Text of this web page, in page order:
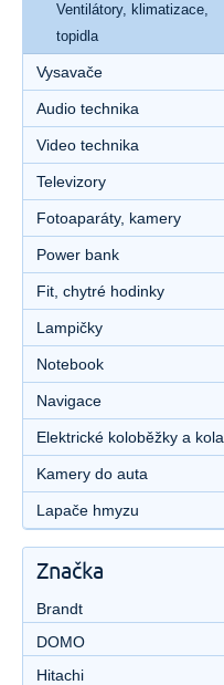
Ventilátory, klimatizace,
topidla
Vysavače
Audio technika
Video technika
Televizory
Fotoaparáty, kamery
Power bank
Fit, chytré hodinky
Lampičky
Notebook
Navigace
Elektrické koloběžky a kola
Kamery do auta
Lapače hmyzu
Značka
Brandt
DOMO
Hitachi